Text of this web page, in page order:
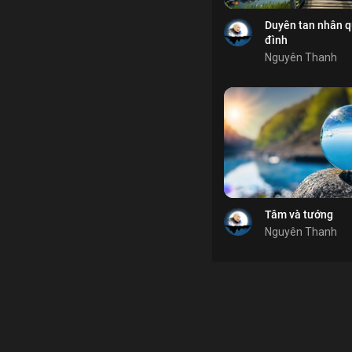
Duyên tan nhân
đình
Nguyên Thanh
Chia sẻ
tưởng 5 giới tâm
Tâm và tướng
Nguyên Thanh
Bổ ích
Bỏ chọn
Bỏ chọn
Bình luận
Lưu
Chia sẻ